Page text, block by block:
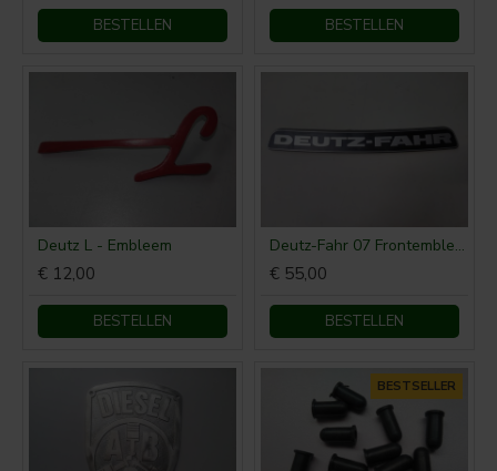
BESTELLEN BESTELLEN
Deutz L - Embleem
€ 12,00
BESTELLEN
Deutz-Fahr 07 Frontembleem motorkap
€ 55,00
BESTELLEN
BESTSELLER